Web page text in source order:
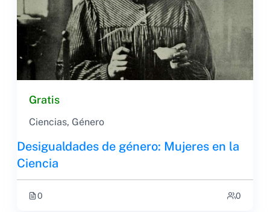
Gratis
Ciencias, Género
Desigualdades de género: Mujeres en la
Ciencia
0 0